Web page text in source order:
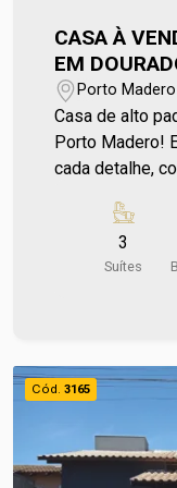
CASA À
EM
Porto
Casa de alto
Porto Madero!
cada detalhe,
cada detalhe.
integração dos
artesiano,
estar para o dia
condomínio
ambiente
exclusividade e
3
Suítes
Cód. 3165